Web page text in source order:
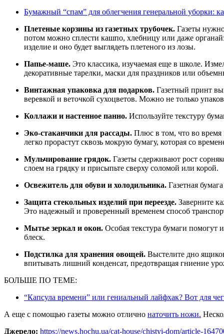
Бумажный “спам” для облегчения генеральной уборки:
Плетеные корзины из газетных трубочек. Газеты
потом можно сплести кашпо, хлебницу или даже
изделие и оно будет выглядеть плетеного из лозы.
Папье-маше. Это классика, изучаемая еще в школе.
декоративные тарелки, маски для праздников или
Винтажная упаковка для подарков. Газетный принт
веревкой и веточкой сухоцветов. Можно не только
Коллажи и настенное панно. Используйте текстуру
Эко-стаканчики для рассады. Плюс в том, что во время
легко прорастут сквозь мокрую бумагу, которая со
Мульчирование грядок. Газеты сдерживают рост
слоем на грядку и присыпьте сверху соломой или корой.
Освежитель для обуви и холодильника. Газетная
Защита стекольных изделий при переезде. Заверните
Это надежный и проверенный временем способ
Мытье зеркал и окон. Особая текстура бумаги помогут
блеск.
Подстилка для хранения овощей. Выстелите дно
впитывать лишний конденсат, предотвращая гниение
БОЛЬШЕ ПО ТЕМЕ:
“Капсула времени” или гениальный лайфхак? Вот для
А еще с помощью газеты можно отлично наточить ножи.
Джерело: https://news.hochu.ua/cat-house/chistyi-dom/article-